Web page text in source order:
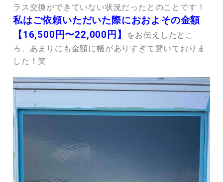
ラス交換ができていない状況だったとのことです！
私はご依頼いただいた際におおよその金額
【16,500円〜22,000円】
をお伝えしたとこ
ろ、あまりにも金額に幅がありすぎて驚いておりま
した！笑